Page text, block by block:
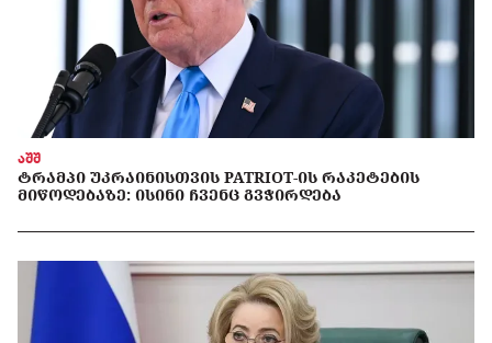
აშშ
ᲢᲠᲐᲛᲞᲘ ᲣᲙᲠᲐᲘᲜᲘᲡᲗᲕᲘᲡ PATRIOT-ᲘᲡ ᲠᲐᲙᲔᲢᲔᲑᲘᲡ
ᲛᲘᲬᲝᲓᲔᲑᲐᲖᲔ: ᲘᲡᲘᲜᲘ ᲩᲕᲔᲜᲪ ᲒᲕᲭᲘᲠᲓᲔᲑᲐ